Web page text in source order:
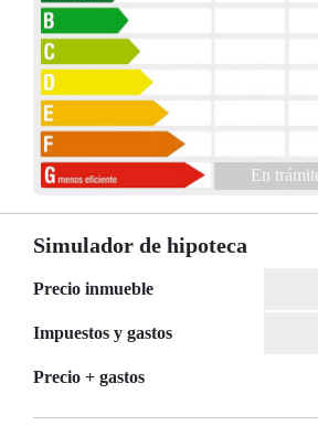
En
Simulador de hipoteca
Precio inmueble
Impuestos y gastos
Precio + gastos